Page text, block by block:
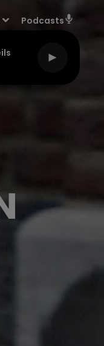
Podcasts